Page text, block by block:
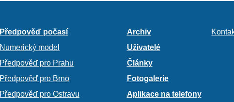
Předpověď počasí
Numerický model
Předpověď pro Prahu
Předpověď pro Brno
Předpověď pro Ostravu
Archiv
Uživatelé
Články
Fotogalerie
Aplikace na telefony